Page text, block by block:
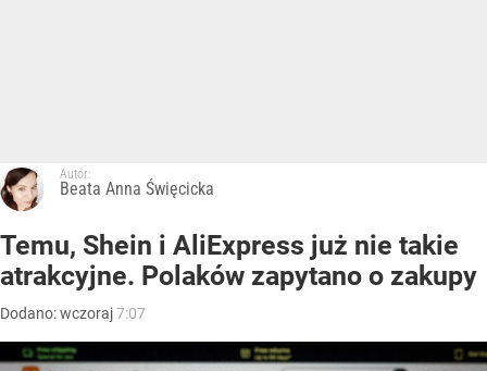
Autor:
Beata Anna Święcicka
Temu, Shein i AliExpress już nie takie
atrakcyjne. Polaków zapytano o zakupy
Dodano:wczoraj7:07